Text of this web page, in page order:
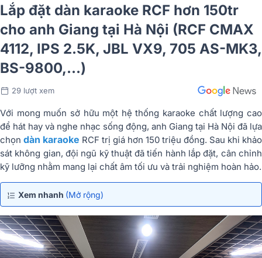
Lắp đặt dàn karaoke RCF hơn 150tr
cho anh Giang tại Hà Nội (RCF CMAX
4112, IPS 2.5K, JBL VX9, 705 AS-MK3,
BS-9800,…)
29 lượt xem
Với mong muốn sở hữu một hệ thống karaoke chất lượng cao
để hát hay và nghe nhạc sống động, anh Giang tại Hà Nội đã lựa
chọn dàn karaoke RCF trị giá hơn 150 triệu đồng. Sau khi khảo
sát không gian, đội ngũ kỹ thuật đã tiến hành lắp đặt, cân chỉnh
kỹ lưỡng nhằm mang lại chất âm tối ưu và trải nghiệm hoàn hảo.
Xem nhanh (Mở rộng)